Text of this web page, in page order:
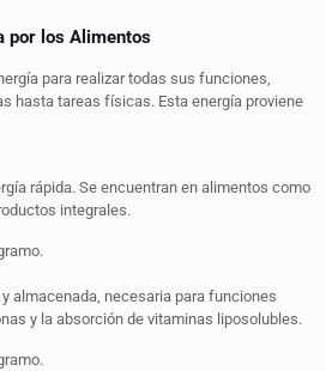
por los Alimentos
para realizar todas sus funciones,
hasta tareas físicas. Esta energía proviene
rápida. Se encuentran en alimentos como
integrales.
almacenada, necesaria para funciones
y la absorción de vitaminas liposolubles.